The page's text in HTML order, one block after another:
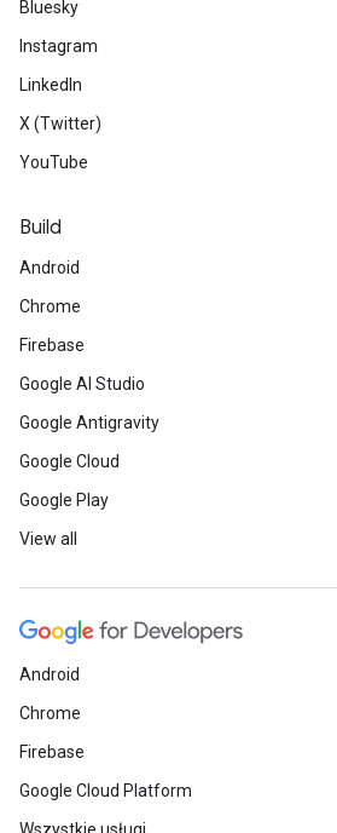
Bluesky
Instagram
LinkedIn
X (Twitter)
YouTube
Build
Android
Chrome
Firebase
Google AI Studio
Google Antigravity
Google Cloud
Google Play
View all
Android
Chrome
Firebase
Google Cloud Platform